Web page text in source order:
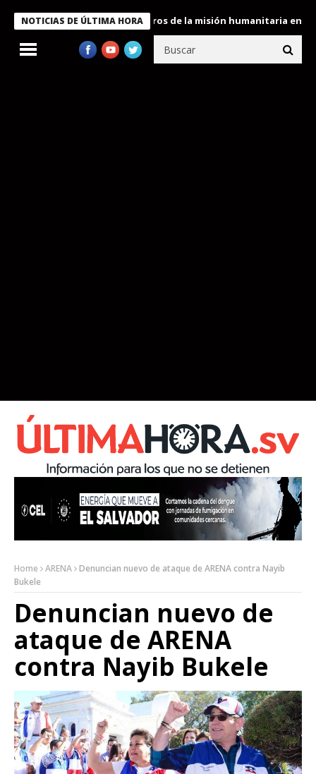
NOTICIAS DE ÚLTIMA HORA
condecora a miembros de la misión humanitaria enviada a
Home ARENA Denuncian nuevo de ataque de ARENA contra Nayib
Bukele
Denuncian nuevo de
ataque de ARENA
contra Nayib Bukele